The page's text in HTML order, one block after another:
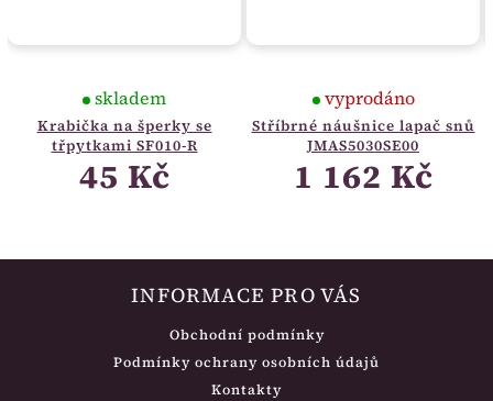
Krabička na šperky se
třpytkami SF010-R
skladem
45 Kč
Stříbrné náušnice lapač snů
JMAS5030SE00
vyprodáno
1 162 Kč
INFORMACE PRO VÁS
Obchodní podmínky
Podmínky ochrany osobních údajů
Kontakty